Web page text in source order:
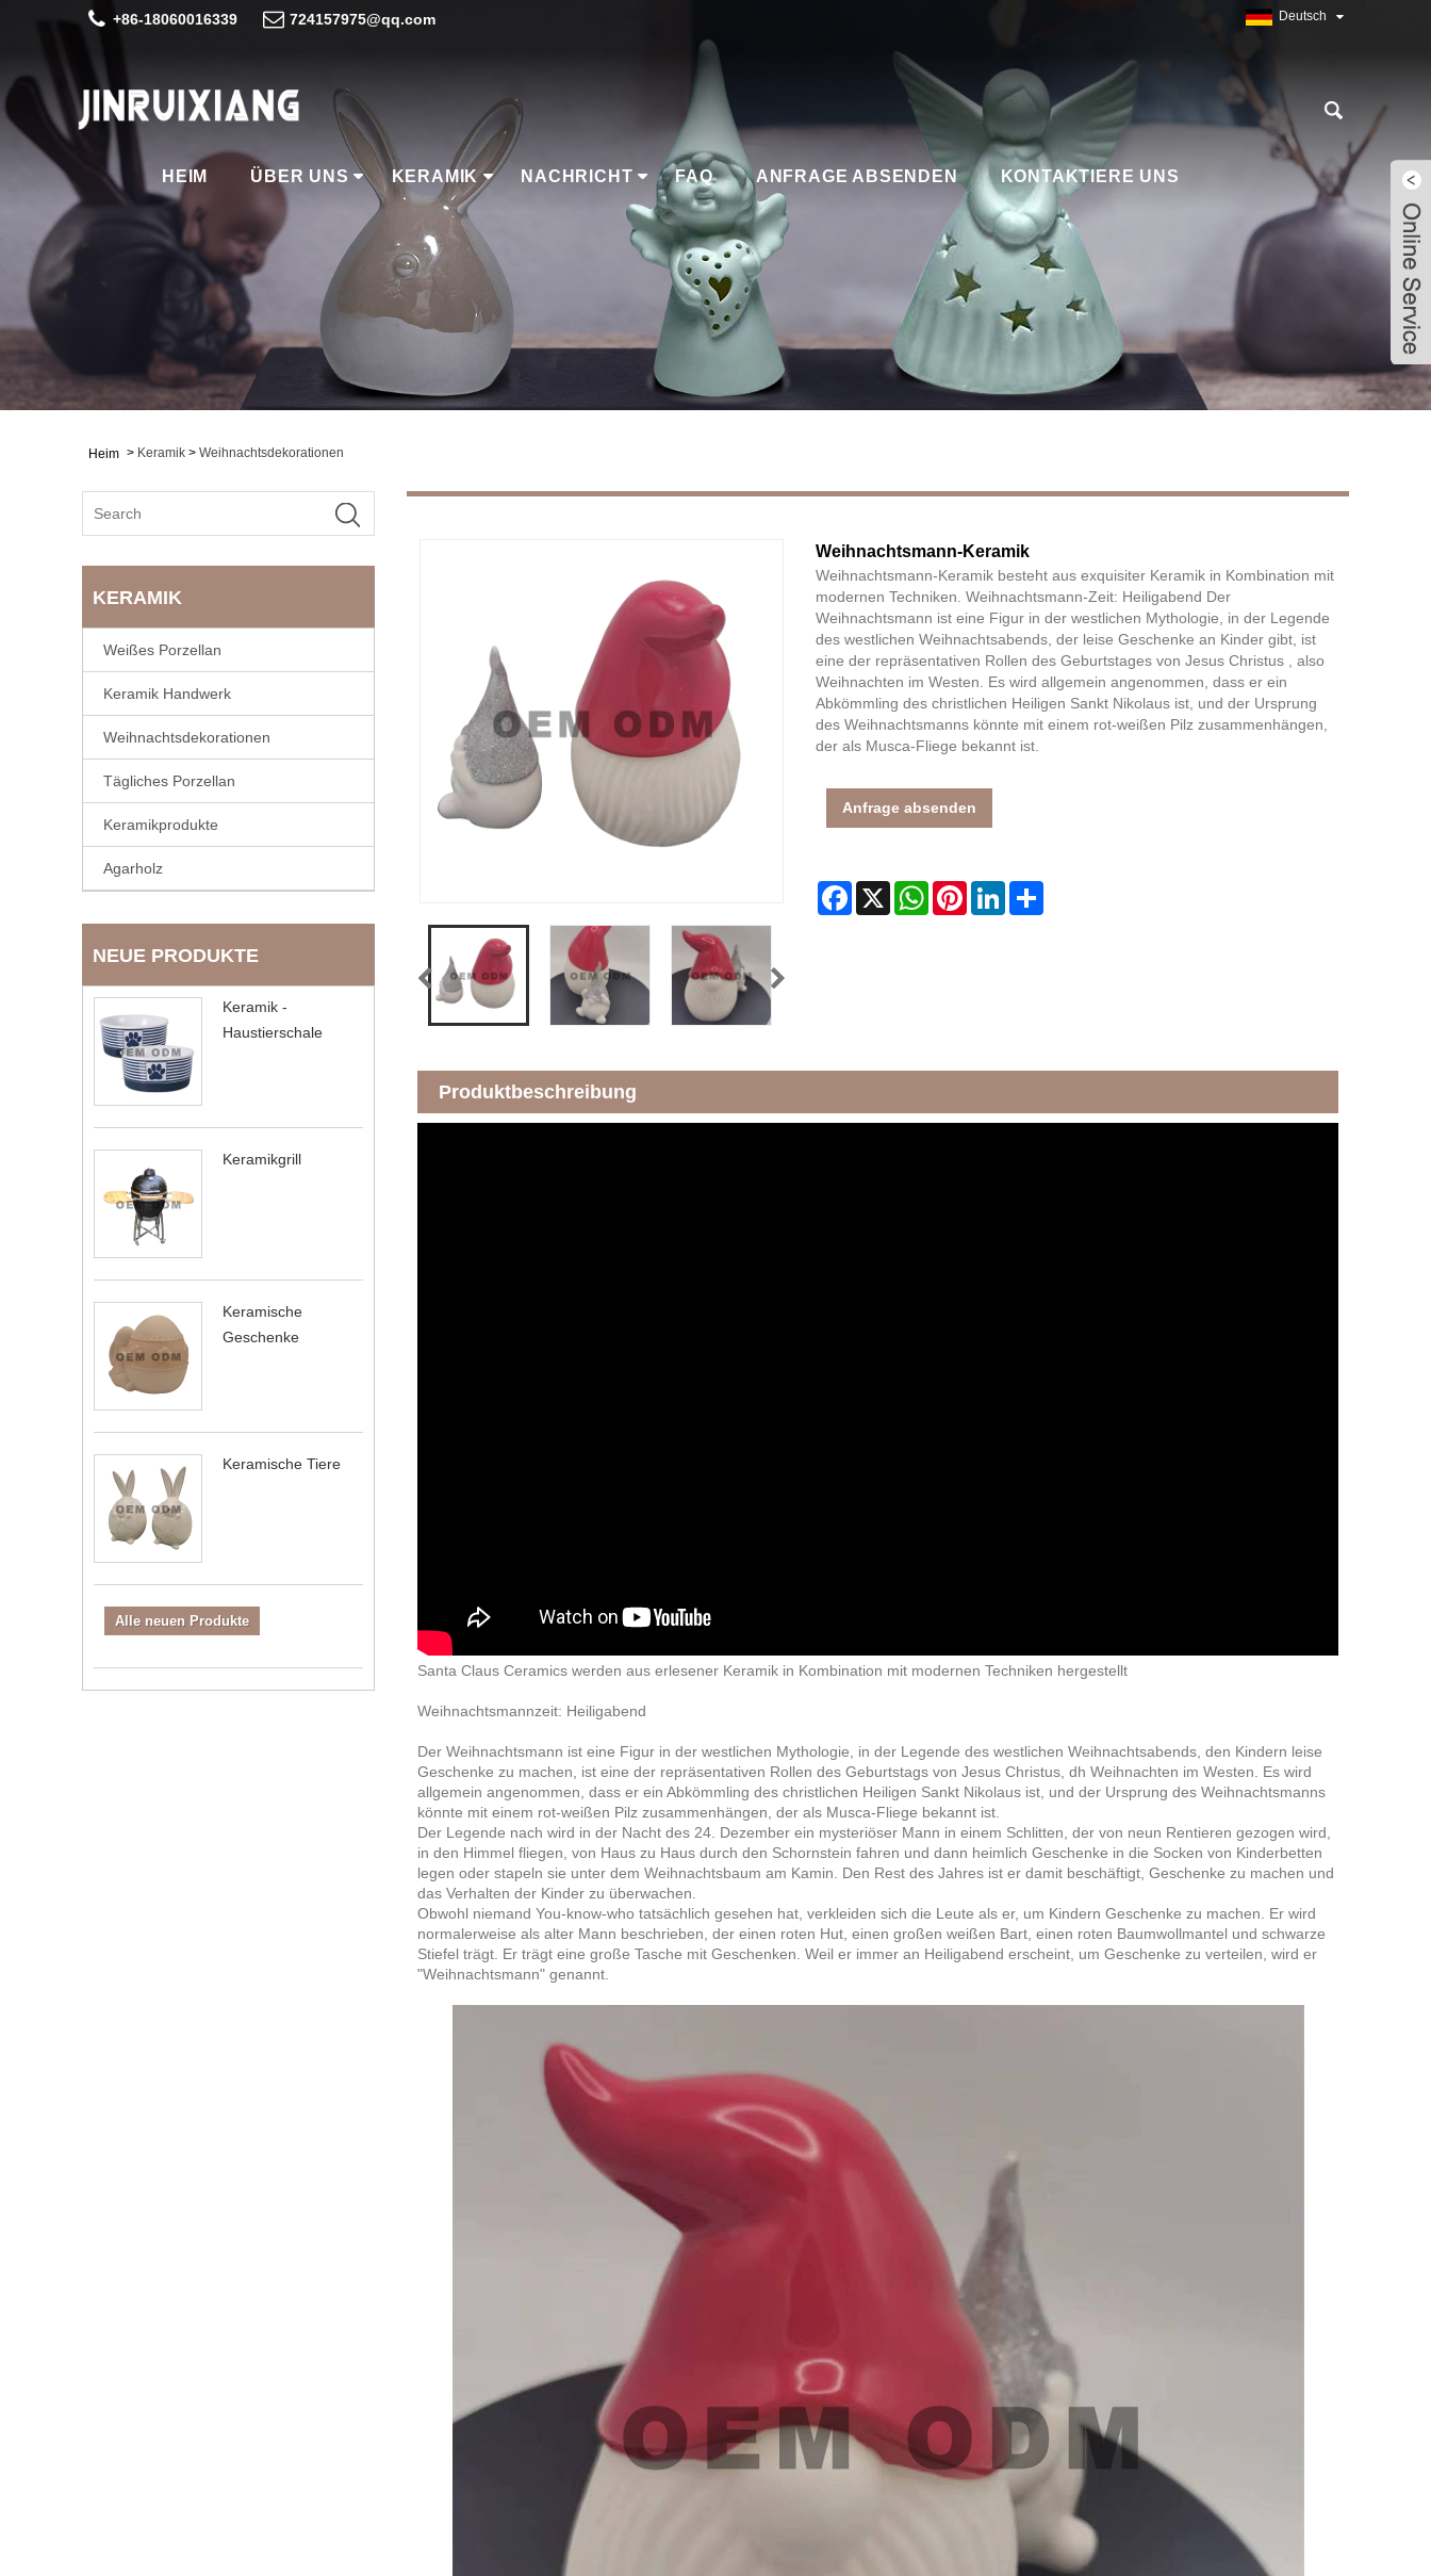
+86-18060016339 724157975@qq.com Deutsch
HEIM ÜBER UNS KERAMIK NACHRICHT FAQ ANFRAGE ABSENDEN KONTAKTIERE UNS
Heim > Keramik > Weihnachtsdekorationen
KERAMIK
Weißes Porzellan
Keramik Handwerk
Weihnachtsdekorationen
Tägliches Porzellan
Keramikprodukte
Agarholz
NEUE PRODUKTE
Keramik -
Haustierschale
Keramikgrill
Keramische
Geschenke
Keramische Tiere
Alle neuen Produkte
Weihnachtsmann-Keramik
Weihnachtsmann-Keramik besteht aus exquisiter Keramik in Kombination mit
modernen Techniken. Weihnachtsmann-Zeit: Heiligabend Der
Weihnachtsmann ist eine Figur in der westlichen Mythologie, in der Legende
des westlichen Weihnachtsabends, der leise Geschenke an Kinder gibt, ist
eine der repräsentativen Rollen des Geburtstages von Jesus Christus , also
Weihnachten im Westen. Es wird allgemein angenommen, dass er ein
Abkömmling des christlichen Heiligen Sankt Nikolaus ist, und der Ursprung
des Weihnachtsmanns könnte mit einem rot-weißen Pilz zusammenhängen,
der als Musca-Fliege bekannt ist.
Anfrage absenden
Facebook
X WhatsAppPinterestLinkedInShare
Produktbeschreibung
Santa Claus Ceramics werden aus erlesener Keramik in Kombination mit modernen Techniken hergestellt
Weihnachtsmannzeit: Heiligabend
Der Weihnachtsmann ist eine Figur in der westlichen Mythologie, in der Legende des westlichen Weihnachtsabends, den Kindern leise
Geschenke zu machen, ist eine der repräsentativen Rollen des Geburtstags von Jesus Christus, dh Weihnachten im Westen. Es wird
allgemein angenommen, dass er ein Abkömmling des christlichen Heiligen Sankt Nikolaus ist, und der Ursprung des Weihnachtsmanns
könnte mit einem rot-weißen Pilz zusammenhängen, der als Musca-Fliege bekannt ist.
Der Legende nach wird in der Nacht des 24. Dezember ein mysteriöser Mann in einem Schlitten, der von neun Rentieren gezogen wird,
in den Himmel fliegen, von Haus zu Haus durch den Schornstein fahren und dann heimlich Geschenke in die Socken von Kinderbetten
legen oder stapeln sie unter dem Weihnachtsbaum am Kamin. Den Rest des Jahres ist er damit beschäftigt, Geschenke zu machen und
das Verhalten der Kinder zu überwachen.
Obwohl niemand You-know-who tatsächlich gesehen hat, verkleiden sich die Leute als er, um Kindern Geschenke zu machen. Er wird
normalerweise als alter Mann beschrieben, der einen roten Hut, einen großen weißen Bart, einen roten Baumwollmantel und schwarze
Stiefel trägt. Er trägt eine große Tasche mit Geschenken. Weil er immer an Heiligabend erscheint, um Geschenke zu verteilen, wird er
"Weihnachtsmann" genannt.